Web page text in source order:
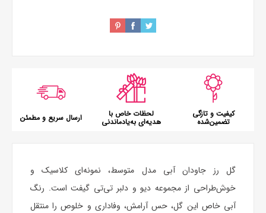
کیفیت و تازگی
تضمین‌شده
لحظات خاص با
هدیه‌ای به‌یادماندنی ارسال سریع و مطمئن
گل رز جاودان آبی مدل متوسط، نمونه‌ای کلاسیک و
خوش‌طراحی از مجموعه دیو و دلبر تی‌تی گیفت است. رنگ
آبی خاص این گل، حس آرامش، وفاداری و خلوص را منتقل